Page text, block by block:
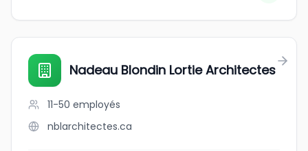
Nadeau Blondin Lortie Architectes
11-50 employés
nblarchitectes.ca